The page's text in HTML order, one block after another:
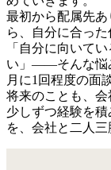
最初から配属先
ら、自分に合っ
「自分に向いて
い」——そんな悩
月に1回程度の面
将来のことも、会
少しずつ経験を
を、会社と二人三